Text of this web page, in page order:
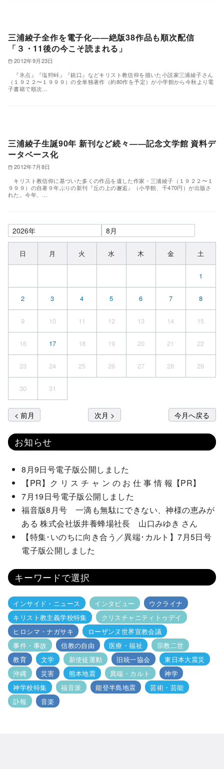
三浦綾子全作を電子化――絶版38作品も順次配信
「３・11後の今こそ読まれる」
2012年9月23日
『氷点』『塩狩峠』『銃口』などキリスト教信仰を描いた小説家三浦綾子さん
（１９２２〜１９９９）の全単独著作（約80作を予定）が小学館から今秋より電
子書籍で順次…
三浦綾子生誕90年 新刊など続々――記念文学館 資料デ
ータベース化
2012年7月8日
キリスト教信仰に基づいた多くの作品を遺した作家・三浦綾子（１９２２〜１
９９９）の自著９年ぶりの新刊『丘の上の邂逅』（小学館、千470円）が出版さ
れた。今年、…
日 月 火 水 木 金 土
1
2 3 4 5 6 7 8
9 10 11 12 13 14 15
16 17 18 19 20 21 22
23 24 25 26 27 28 29
30 31
< 前月 次月 > 今月へ戻る
お知らせ
8月9日号電子版公開しました
【PR】ク リ ス チ ャ ン の お 仕 事 情 報【PR】
7月19日号電子版公開しました
福音版8月号 一滴も無駄にできない、神様の恵みが
ある 株式会社坂井養蜂場社長 山口みゆき さん
【特集･いのちに向き合う／異端･カルト】7月5日号
電子版公開しました
キーワードで選択
インサイド・ニュース インタビュー
ウクライナ
キリスト教主義学校特集
クリスチャニティトゥデイ
ヒロシマ・ナガサキ
ローザンヌ世界宣教会議
事件・事故
信教の自由 医療・福祉
宗教二世
教育
文学 新使徒運動 旧統一協会
東日本大震災
沖縄
災害 熊本地震 異端・カルト
神学
神学校特集
福音派 能登半島地震
芸術・芸能
訃報
音楽